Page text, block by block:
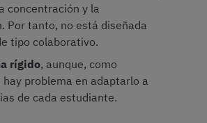
concentración y la
Por tanto, no está diseñada
tipo colaborativo.
rígido, aunque, como
hay problema en adaptarlo a
de cada estudiante.